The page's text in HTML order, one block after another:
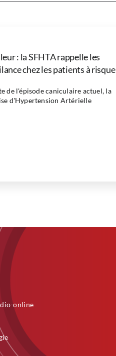
: la SFHTA rappelle les
chez les patients à risque
de l'épisode caniculaire actuel, la
d'Hypertension Artérielle
online